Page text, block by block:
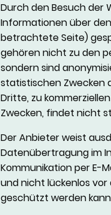
Durch den Besuch der
Informationen über
betrachtete Seite)
gehören nicht zu den
sondern sind
statistischen Zwecken
Dritte, zu
Zwecken, findet nicht
Der Anbieter weist
Datenübertragung im
Kommunikation per E-
und nicht lückenlos
geschützt werden